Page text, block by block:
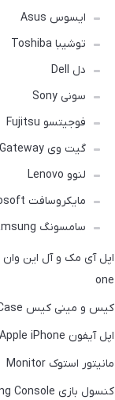
ایسوس Asus
توشیبا Toshiba
دل Dell
سونی Sony
فوجیتسو Fujitsu
گیت وی Gateway
لنوو Lenovo
مایکروسافت Microsoft
سامسونگ Samsung
one
کیس و مینی کیس Mini Case
اپل آیفون Apple iPhone
مانیتور استوک Monitor
کنسول بازی Gaming Console